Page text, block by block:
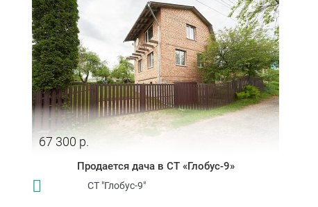
67 300 р.
Продается дача в СТ «Глобус-9»
СТ "Глобус-9"